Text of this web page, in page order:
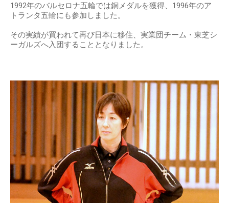
1992年のバルセロナ五輪では銅メダルを獲得、1996年のア
トランタ五輪にも参加しました。
その実績が買われて再び日本に移住、実業団チーム・東芝シ
ーガルズへ入団することとなりました。